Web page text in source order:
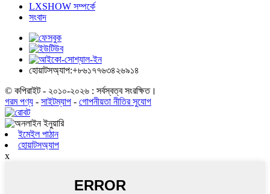
LXSHOW সম্পর্কে
সংবাদ
হোয়াটসঅ্যাপ:+৮৬১৭৭৬৩৪২৬৯১৪
© কপিরাইট - ২০১০-২০২৬ : সর্বস্বত্ব সংরক্ষিত।
গরম পণ্য - সাইটম্যাপ - গোপনীয়তা নীতির সুযোগ
ইমেইল পাঠান
হোয়াটসঅ্যাপ
x